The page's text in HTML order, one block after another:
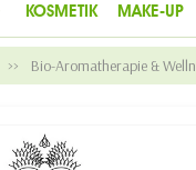
KOSMETIK MAKE-UP
Bio-Aromatherapie &